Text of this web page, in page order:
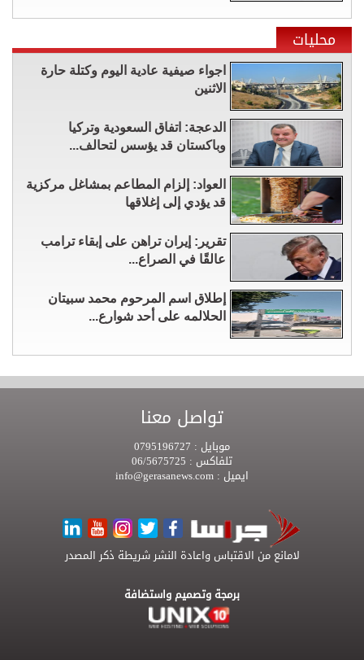
محليات
اجواء صيفية عادية اليوم وكتلة حارة
الاثنين
الدعجة: اتفاق السعودية وتركيا
وباكستان قد يؤسس لتحالف...
العواد: إلزام المطاعم بمشاغل مركزية
قد يؤدي إلى إغلاقها
تقرير: إيران تراهن على إبقاء ترامب
عالقًا في الصراع...
إطلاق اسم المرحوم محمد سبيتان
الحلالمه على أحد شوارع...
تواصل معنا
موبايل :
تلفاكس :
ايميل :
لامانع من الاقتباس واعادة النشر شريطة ذكر المصدر
برمجة وتصميم واستضافة